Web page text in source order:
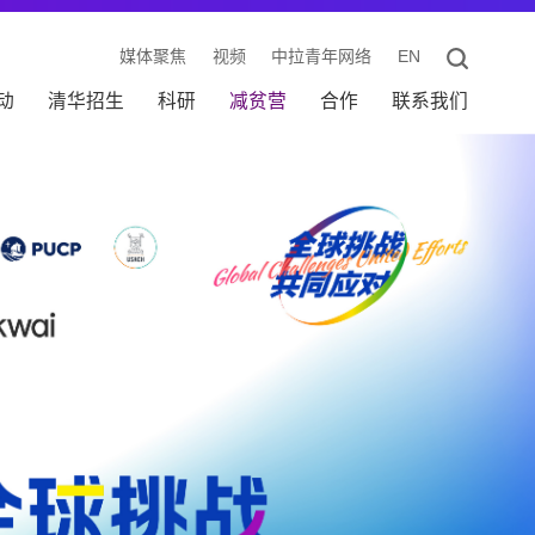
媒体聚焦 视频 中拉青年网络 EN
清华招生 科研 减贫营 合作 联系我们